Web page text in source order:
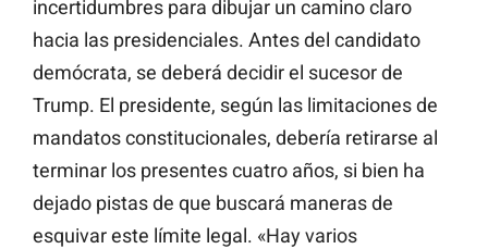
incertidumbres para dibujar un camino claro
hacia las presidenciales. Antes del candidato
demócrata, se deberá decidir el sucesor de
Trump. El presidente, según las limitaciones de
mandatos constitucionales, debería retirarse al
terminar los presentes cuatro años, si bien ha
dejado pistas de que buscará maneras de
esquivar este límite legal. «Hay varios